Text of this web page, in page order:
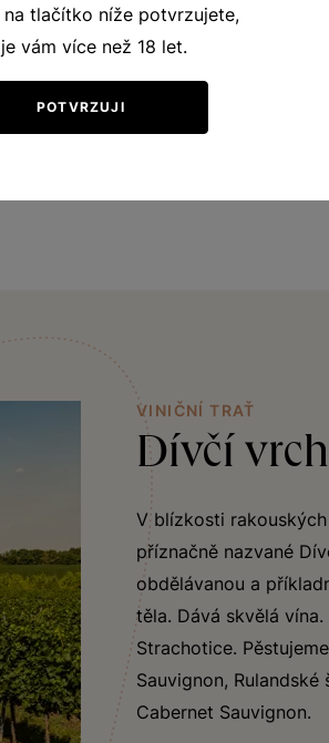
rýnského, který vás okouzlí
rozpoznáte tóny zralých
vás zavede na rozkvetlou jarní
medu. Skvěle doplní pokrmy z
i pro dlouhodobé nazrávání.
VINIČNÍ TRAŤ
Dívčí vrch
V blízkosti
příznačně nazvané
obdělávanou a
těla. Dává skvělá
Strachotice.
Sauvignon,
Cabernet Sauvignon.
na tlačítko níže potvrzujete,
vám více než 18 let.
POTVRZUJI